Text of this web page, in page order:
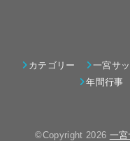
カテゴリー 一宮サ
年間行事
©Copyright 2026 一宮